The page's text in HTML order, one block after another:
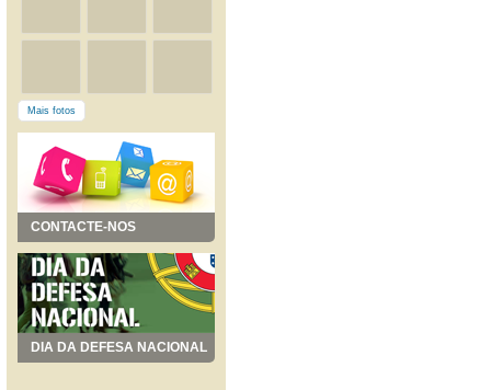
Mais fotos
CONTACTE-NOS
DIA DA DEFESA NACIONAL